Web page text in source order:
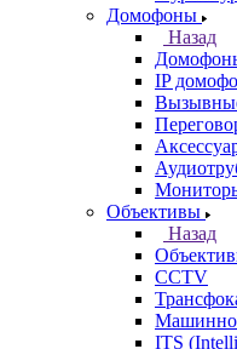
Домофоны
Назад
IP
Объективы
Назад
CCTV
ITS